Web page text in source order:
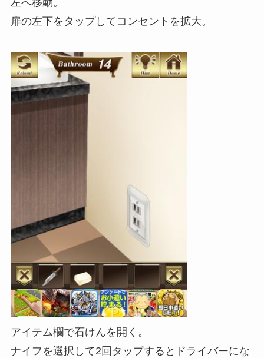
左へ移動。
扉の左下をタップしてコンセントを拡大。
アイテム欄で石けんを開く。
ナイフを選択して2回タップするとドライバーにな